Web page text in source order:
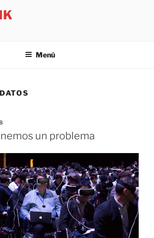
Menú
DATOS
un problema